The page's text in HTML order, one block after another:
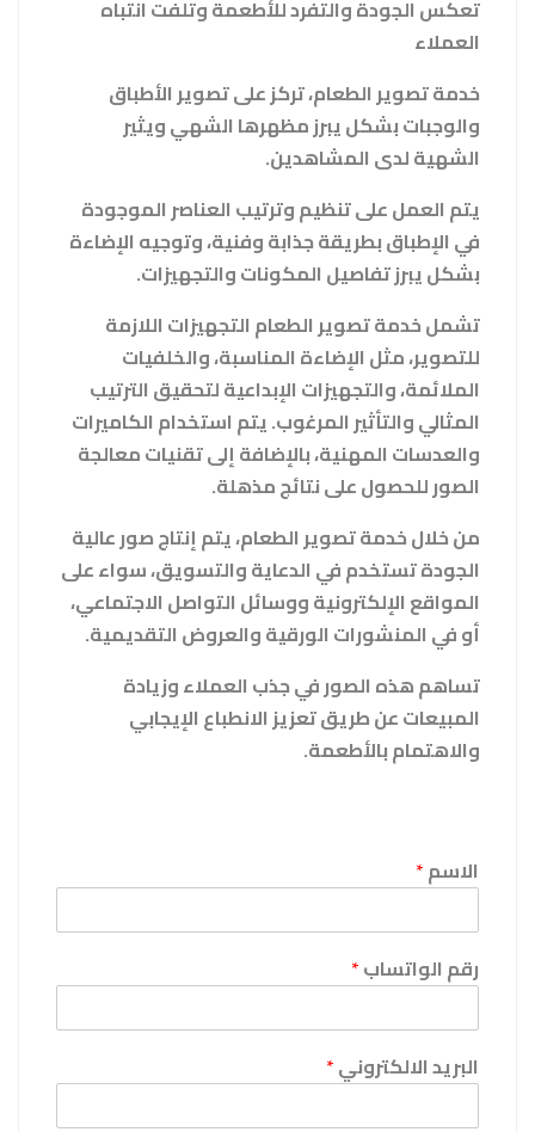
تعكس الجودة والتفرد للأطعمة وتلفت انتباه
العملاء
خدمة تصوير الطعام، تركز على تصوير الأطباق
والوجبات بشكل يبرز مظهرها الشهي ويثير
الشهية لدى المشاهدين.
يتم العمل على تنظيم وترتيب العناصر الموجودة
في الإطباق بطريقة جذابة وفنية، وتوجيه الإضاءة
بشكل يبرز تفاصيل المكونات والتجهيزات.
تشمل خدمة تصوير الطعام التجهيزات اللازمة
للتصوير، مثل الإضاءة المناسبة، والخلفيات
الملائمة، والتجهيزات الإبداعية لتحقيق الترتيب
المثالي والتأثير المرغوب. يتم استخدام الكاميرات
والعدسات المهنية، بالإضافة إلى تقنيات معالجة
الصور للحصول على نتائج مذهلة.
من خلال خدمة تصوير الطعام، يتم إنتاج صور عالية
الجودة تستخدم في الدعاية والتسويق، سواء على
المواقع الإلكترونية ووسائل التواصل الاجتماعي،
أو في المنشورات الورقية والعروض التقديمية.
تساهم هذه الصور في جذب العملاء وزيادة
المبيعات عن طريق تعزيز الانطباع الإيجابي
والاهتمام بالأطعمة.
الاسم*
رقم الواتساب*
البريد الالكتروني*